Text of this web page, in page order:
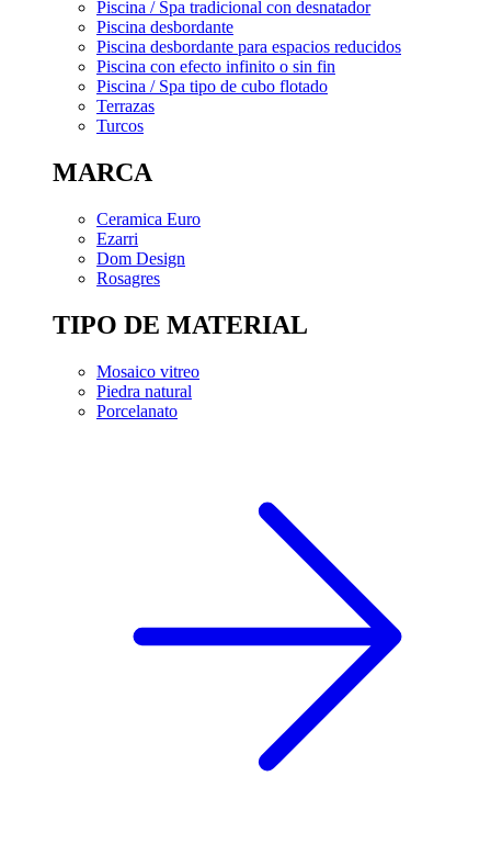
Piscina / Spa tradicional con desnatador
Piscina desbordante
Piscina desbordante para espacios reducidos
Piscina con efecto infinito o sin fin
Piscina / Spa tipo de cubo flotado
Terrazas
Turcos
MARCA
Ceramica Euro
Ezarri
Dom Design
Rosagres
TIPO DE MATERIAL
Mosaico vitreo
Piedra natural
Porcelanato